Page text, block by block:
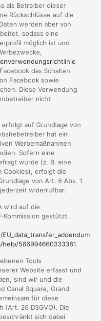
als Betreiber dieser
Rückschlüsse auf die
werden aber von
sodass eine
möglich ist und
das Schalten
Facebook sowie
Diese Verwendung
nicht
auf Grundlage von
hat ein
Werbemaßnahmen
Sofern eine
wurde (z. B. eine
Cookies), erfolgt die
von Art. 6 Abs. 1
widerrufbar.
wird auf die
Kommission gestützt.
566994660333381.
Tools
Website erfasst und
sind wir und die
Canal Square, Grand
für diese
(Art. 26 DSGVO). Die
sich dabei